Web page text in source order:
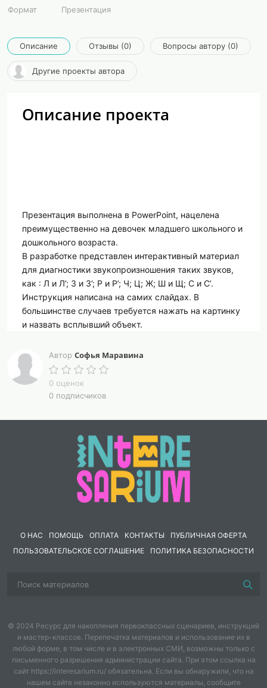
Формат
Презентация
Описание Отзывы (0) Вопросы автору (0)
Другие проекты автора
Описание проекта
Презентация выполнена в PowerPoint, нацелена
преимущественно на девочек младшего школьного и
дошкольного возраста.
В разработке представлен интерактивный материал
для диагностики звукопроизношения таких звуков,
как : Л и Л’; З и З’; Р и Р’; Ч; Ц; Ж; Ш и Щ; С и С’.
Инструкция написана на самих слайдах. В
большинстве случаев требуется нажать на картинку
и назвать всплывший объект.
артикуляционной гимнастики и оценки состояния
артикуляционного аппарата (Упражнения: Улыбка;
Хоботок; Лопатка; Иголочка; Качели; Часики;
Чашечка; Лошадка; Толстый хомяк; Худой хомяк).
Автор Софья Маравина
0 оценок
0 подписчиков
О НАС ПОМОЩЬ ОПЛАТА КОНТАКТЫ
ПУБЛИЧНАЯ ОФЕРТА
ПОЛЬЗОВАТЕЛЬСКОЕ СОГЛАШЕНИЕ
ПОЛИТИКА БЕЗОПАСНОСТИ
© 2024 Ресурс для накопления первоклассных сценариев, инструкций
и мастер-классов. Перепечатка материалов и использование их в
любой форме, в том числе и в электронных СМИ, возможны только с
письменного разрешения администрации сайта. При этом ссылка на
сайт https://interesarium.ru/ обязательна. Если вы обнаружили, что на
нашем сайте незаконно используются материалы, сообщите